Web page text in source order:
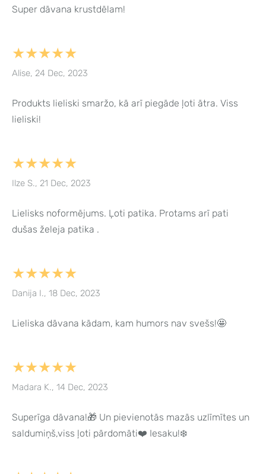
Super dāvana krustdēlam!
★★★★★
Alise, 24 Dec, 2023
Produkts lieliski smaržo, kā arī piegāde ļoti ātra. Viss
lieliski!
★★★★★
Ilze S., 21 Dec, 2023
Lielisks noformējums. Ļoti patika. Protams arī pati
dušas želeja patika .
★★★★★
Danija I., 18 Dec, 2023
Lieliska dāvana kādam, kam humors nav svešs!🤩
★★★★★
Madara K., 14 Dec, 2023
Superīga dāvana!🎁 Un pievienotās mazās uzlīmītes un
saldumiņš,viss ļoti pārdomāti❤️ Iesaku!❄️